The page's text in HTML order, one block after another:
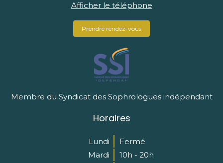
Afficher le téléphone
Prendre rendez-vous
Membre du Syndicat des Sophrologues indépendant
Horaires
Lundi
Fermé
Mardi
10h - 20h